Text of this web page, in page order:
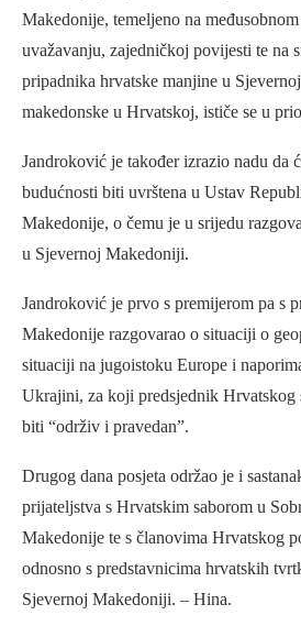
Makedonije, temeljeno na
uvažavanju, zajedničkoj povijesti te na
pripadnika hrvatske manjine u
makedonske u Hrvatskoj, ističe se u
Jandroković je također izrazio nadu da
budućnosti biti uvrštena u Ustav
Makedonije, o čemu je u srijedu
u Sjevernoj Makedoniji.
Jandroković je prvo s premijerom pa s
Makedonije razgovarao o situaciji o
situaciji na jugoistoku Europe i
Ukrajini, za koji predsjednik Hrvatskog
biti “održiv i pravedan”.
Drugog dana posjeta održao je i
prijateljstva s Hrvatskim saborom u
Makedonije te s članovima Hrvatskog
odnosno s predstavnicima hrvatskih
Sjevernoj Makedoniji. – Hina.